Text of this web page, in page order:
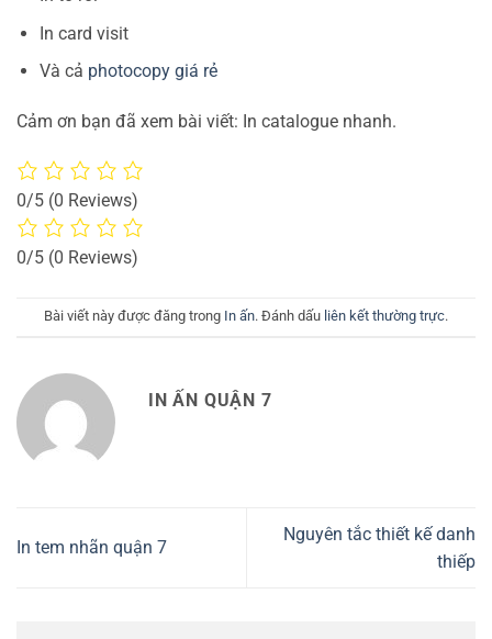
In card visit
Và cả photocopy giá rẻ
Cảm ơn bạn đã xem bài viết: In catalogue nhanh.
0/5 (0 Reviews)
0/5 (0 Reviews)
Bài viết này được đăng trong In ấn. Đánh dấu liên kết thường trực.
IN ẤN QUẬN 7
In tem nhãn quận 7
Nguyên tắc thiết kế danh
thiếp